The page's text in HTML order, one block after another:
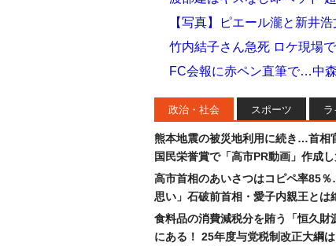
【写真】ピエール瀧と新井
竹内結子さん急死 ロケ現場
FC会報に赤ペン直筆で…中
政治・社会 スポーツ ラ
熊本地震の被災地利用に続き…首相
国民栄誉賞で「高市PR動画」作成
高市首相のあいさつはコピペ率85
思い」石破前首相・愛子内親王とは
食料品の消費減税分を賄う「恒久財
にある！ 25年度与党税制改正大綱は